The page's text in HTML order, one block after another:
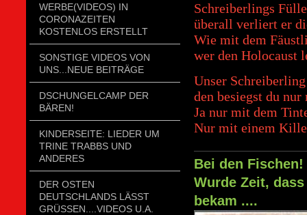
WERBE(VIDEOS) IN
CORONAZEITEN
KOSTENLOS ERSTELLT
SONSTIGE VIDEOS VON
UNS...NEUE BEITRÄGE
DSCHUNGELCAMP DER
BÄREN!
KINDERSEITE: LIEDER UM
TRINE TRABBS UND
ANDERES
DER OSTEN
DEUTSCHLANDS LÄSST
GRÜSSEN....VIDEOS U.A.
Schreiberlings
überall verliert er
Wie mit dem
wer den Holocaust
Unser
den besiegst du
Ja nur mit dem
Nur mit einem
Bei den
Wurde Zeit,
bekam ....